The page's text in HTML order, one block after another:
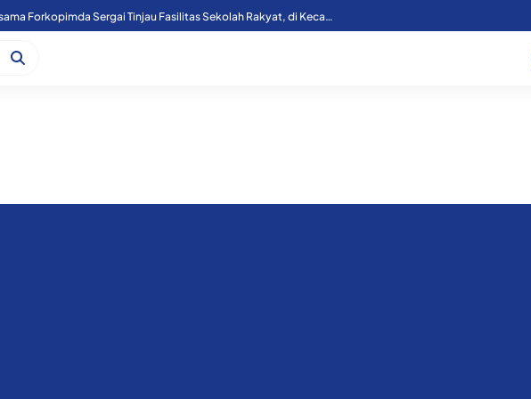
Kapoolres Sergai Bersama Forkopimda Sergai Tinjau Fasilitas Sekolah Rakyat, di Kecamatan Firdaus.